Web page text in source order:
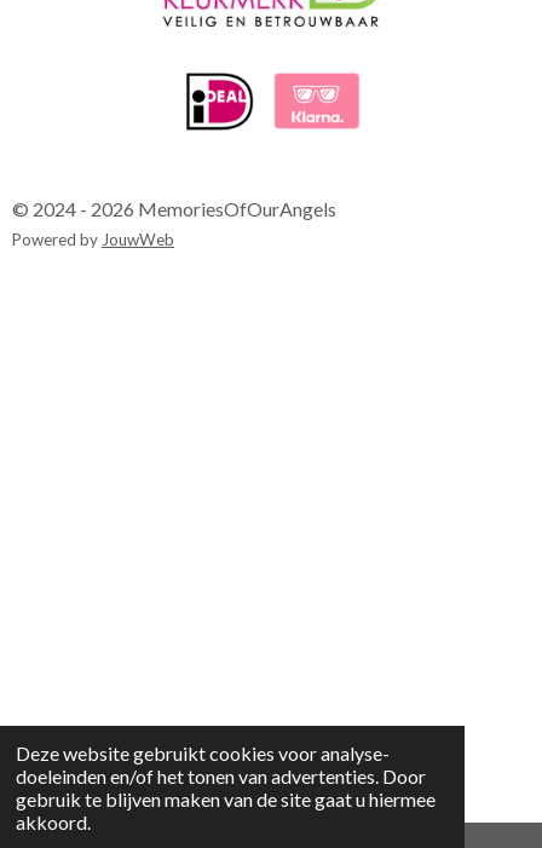
Deze website gebruikt cookies voor analyse-
doeleinden en/of het tonen van advertenties. Door
gebruik te blijven maken van de site gaat u hiermee
akkoord.
© 2024 - 2026 MemoriesOfOurAngels
Powered byJouwWeb